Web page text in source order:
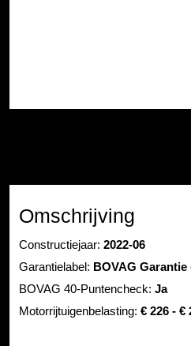
Omschrijving
Constructiejaar: 2022-06
Garantielabel: BOVAG Garantie
BOVAG 40-Puntencheck: Ja
Motorrijtuigenbelasting: € 226 - €